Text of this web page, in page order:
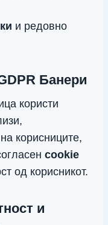
и редовно
Банери
користи
корисниците,
cookie
од корисникот.
и